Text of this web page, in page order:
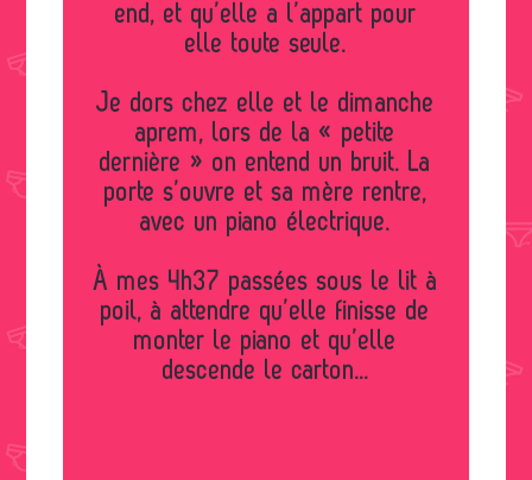
end, et qu’elle a l’appart pour
elle toute seule.
Je dors chez elle et le dimanche
aprem, lors de la « petite
dernière » on entend un bruit. La
porte s’ouvre et sa mère rentre,
avec un piano électrique.
À mes 4h37 passées sous le lit à
poil, à attendre qu’elle finisse de
monter le piano et qu’elle
descende le carton...